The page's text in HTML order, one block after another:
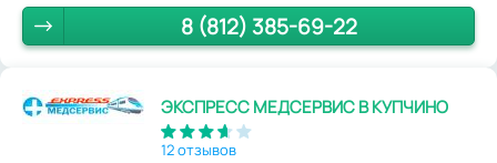
8 (812) 385-69-22
ЭКСПРЕСС МЕДСЕРВИС В КУПЧИНО
12 отзывов